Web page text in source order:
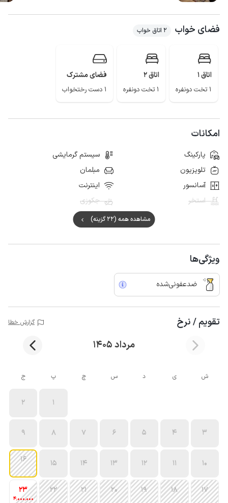
فضای خواب 2 اتاق خواب
اتاق 1
1 تخت دونفره
اتاق 2
1 تخت دونفره
فضای مشترک
1 دست رختخواب
امکانات
پارکینگ
سیستم گرمایشی
تلویزیون
مبلمان
آسانسور
اینترنت
استخر
جکوزی
مشاهده همه (22 گزینه)
ویژگی‌ها
ضدعفونی‌شده
تقویم / نرخ گزارش خطا
مرداد 1405
ش ی د س چ پ ج
1
2
3
4
5
6
7
8
9
10
11
12
13
14
15
16
17
18
19
20
21
22
23
4٬000٬000